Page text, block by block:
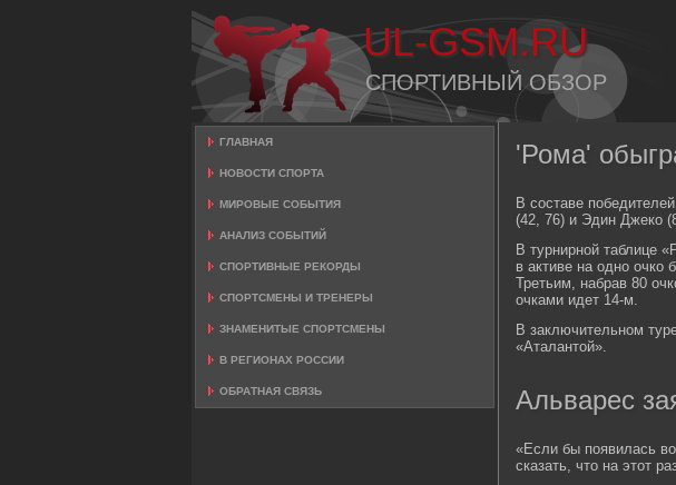
UL-GSM.RU
СПОРТИВНЫЙ ОБЗОР
ГЛАВНАЯ
НОВОСТИ СПОРТА
МИРОВЫЕ СОБЫТИЯ
АНАЛИЗ СОБЫТИЙ
СПОРТИВНЫЕ РЕКОРДЫ
СПОРТСМЕНЫ И ТРЕНЕРЫ
ЗНАМЕНИТЫЕ СПОРТСМЕНЫ
В РЕГИОНАХ РОССИИ
ОБРАТНАЯ СВЯЗЬ
'Рома'
В составе
(42, 76) и Эдин Джеко
В турнирной таблице
в активе на одно очко
Третьим, набрав 80
очками идет 14-м.
В заключительном
«Аталантой».
Альварес
«Если бы появилась
сказать, что на этот